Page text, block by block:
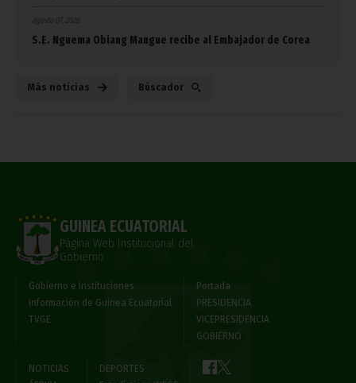
agosto 07, 2026
S.E. Nguema Obiang Mangue recibe al Embajador de Corea
Más noticias Búscador
GUINEA ECUATORIAL
Página Web Institucional del
Gobierno
Gobierno e Instituciones
Información de Guinea Ecuatorial
TVGE
Portada
PRESIDENCIA
VICEPRESIDENCIA
GOBIERNO
NOTICIAS
DEPORTES